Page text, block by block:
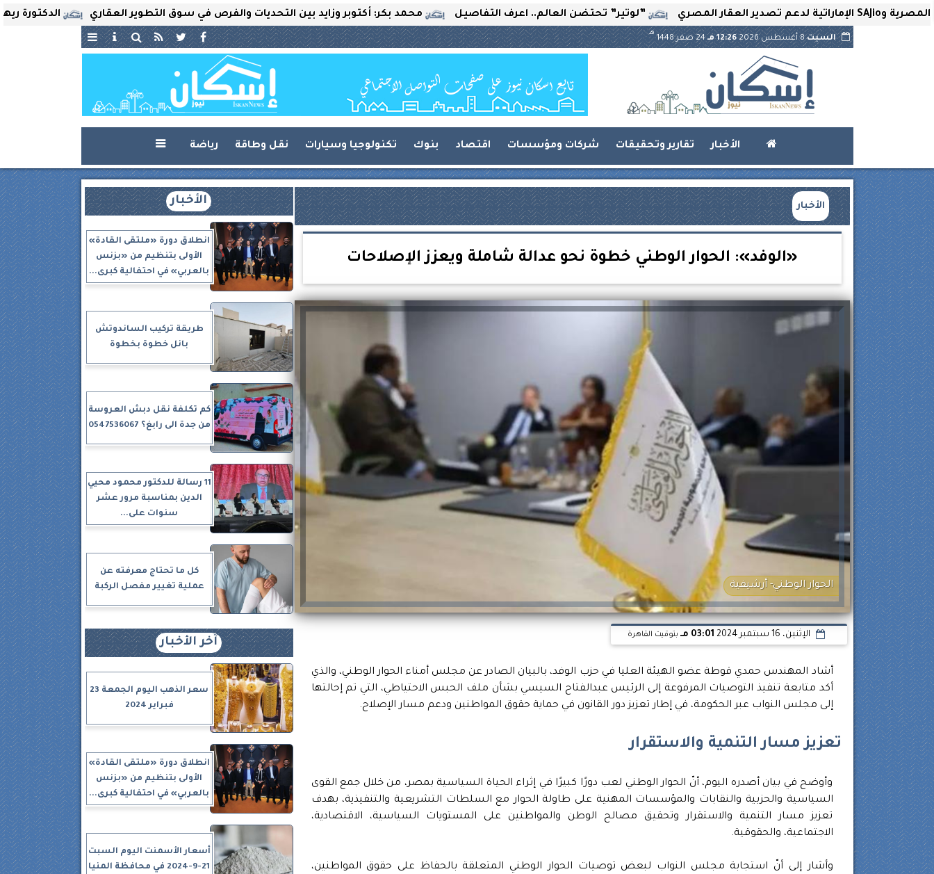
الدكتورة ريهام محمد بكر: أكتوبر وزايد بين التحديات والفرص في سوق التطوير العقاري ”لوتير” تحتضن العالم.. اعرف التفاصيل
السبت8 أغسطس 2026 12:26 مـ 24 صفر 1448
هـ
الأخبار تقارير وتحقيقات شركات ومؤسسات اقتصاد بنوك تكنولوجيا وسيارات نقل وطاقة رياضة 
الأخبار
«الوفد»: الحوار الوطني خطوة نحو عدالة شاملة ويعزز الإصلاحات
الحوار الوطني- أرشيفية
الإثنين، 16 سبتمبر 2024 03:01 مـ بتوقيت القاهرة
أشاد المهندس حمدي قوطة عضو الهيئة العليا في حزب الوفد، بالبيان الصادر عن مجلس أمناء الحوار الوطني، والذي
أكد متابعة تنفيذ التوصيات المرفوعة إلى الرئيس عبدالفتاح السيسي بشأن ملف الحبس الاحتياطي، التي تم إحالتها
إلى مجلس النواب عبر الحكومة، في إطار تعزيز دور القانون في حماية حقوق المواطنين ودعم مسار الإصلاح.
تعزيز مسار التنمية والاستقرار
وأوضح في بيان أصدره اليوم، أنّ الحوار الوطني لعب دورًا كبيرًا في إثراء الحياة السياسية بمصر، من خلال جمع القوى
السياسية والحزبية والنقابات والمؤسسات المهنية على طاولة الحوار مع السلطات التشريعية والتنفيذية، بهدف
تعزيز مسار التنمية والاستقرار وتحقيق مصالح الوطن والمواطنين على المستويات السياسية، الاقتصادية،
الاجتماعية، والحقوقية.
وأشار إلى أنّ استجابة مجلس النواب لبعض توصيات الحوار الوطني المتعلقة بالحفاظ على حقوق المواطنين،
الأخبار
انطلاق دورة «ملتقى القادة»
الأولى بتنظيم من «بزنس
بالعربي» في احتفالية كبرى...
طريقة تركيب الساندوتش
بانل خطوة بخطوة
كم تكلفة نقل دبش العروسة
من جدة الى رابغ؟ 0547536067
11 رسالة للدكتور محمود محيي
الدين بمناسبة مرور عشر
سنوات على...
كل ما تحتاج معرفته عن
عملية تغيير مفصل الركبة
آخر الأخبار
سعر الذهب اليوم الجمعة 23
فبراير 2024
انطلاق دورة «ملتقى القادة»
الأولى بتنظيم من «بزنس
بالعربي» في احتفالية كبرى...
أسعار الأسمنت اليوم السبت
21-9-2024 في محافظة المنيا